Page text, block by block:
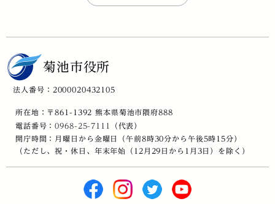
菊池市役所
法人番号：2000020432105
所在地：〒861-1392 熊本県菊池市隈府888
電話番号：0968-25-7111
（代表）
開庁時間：月曜日から金曜日（午前8時30分から午後5時15分）
（ただし、祝・休日、年末年始（12月29日から1月3日）を除く）